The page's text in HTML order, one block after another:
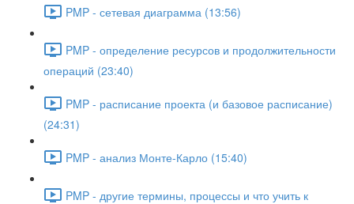
PMP - сетевая диаграмма (13:56)
PMP - определение ресурсов и продолжительности
операций (23:40)
PMP - расписание проекта (и базовое расписание)
(24:31)
PMP - анализ Монте-Карло (15:40)
PMP - другие термины, процессы и что учить к